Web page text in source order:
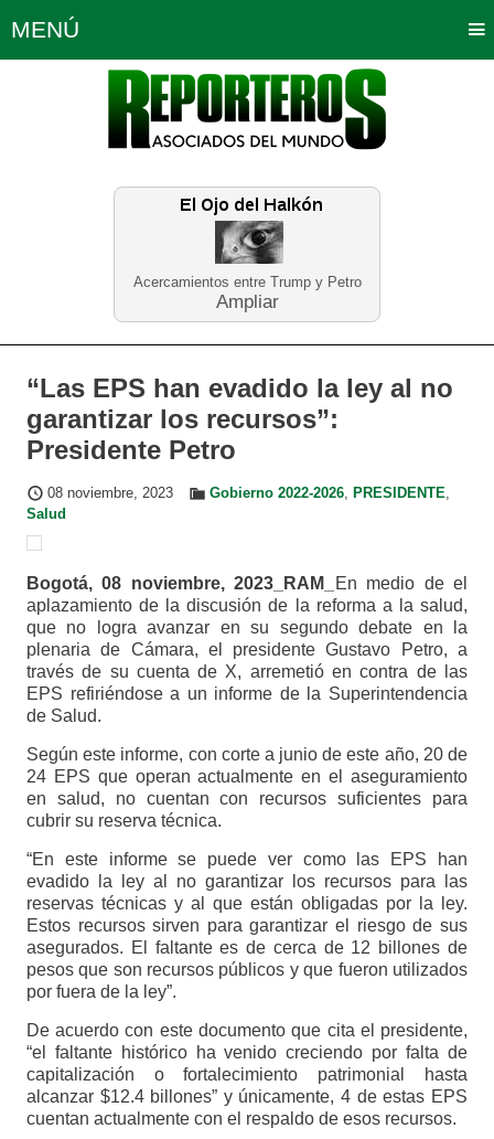
Acercamientos entre Trump y Petro
Ampliar
MENÚ
Política Opinión Bogotá
Planeta Tierra Deportes
Educación Neira
“Las EPS han evadido la ley al no
garantizar los recursos”:
Presidente Petro
08 noviembre, 2023 Gobierno 2022-2026, PRESIDENTE,
Salud
Bogotá, 08 noviembre, 2023_RAM_
En medio de el
aplazamiento de la discusión de la reforma a la salud,
que no logra avanzar en su segundo debate en la
plenaria de Cámara, el presidente Gustavo Petro, a
través de su cuenta de X, arremetió en contra de las
EPS refiriéndose a un informe de la Superintendencia
de Salud.
Según este informe, con corte a junio de este año, 20 de
24 EPS que operan actualmente en el aseguramiento
en salud, no cuentan con recursos suficientes para
cubrir su reserva técnica.
“En este informe se puede ver como las EPS han
evadido la ley al no garantizar los recursos para las
reservas técnicas y al que están obligadas por la ley.
Estos recursos sirven para garantizar el riesgo de sus
asegurados. El faltante es de cerca de 12 billones de
pesos que son recursos públicos y que fueron utilizados
por fuera de la ley”.
De acuerdo con este documento que cita el presidente,
“el faltante histórico ha venido creciendo por falta de
capitalización o fortalecimiento patrimonial hasta
alcanzar $12.4 billones” y únicamente, 4 de estas EPS
cuentan actualmente con el respaldo de esos recursos.